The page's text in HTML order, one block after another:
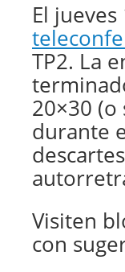
El
TP2. La
20×30
durante
Visiten
con